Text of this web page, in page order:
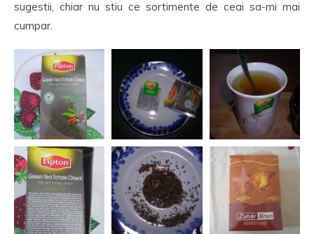
sugestii, chiar nu stiu ce sortimente de ceai sa-mi mai
cumpar.